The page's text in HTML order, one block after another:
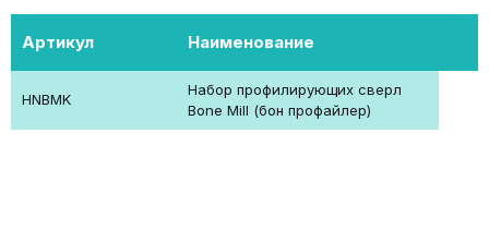
Артикул Наименование
HNBMK
Набор профилирующих сверл
Bone Mill (бон профайлер)